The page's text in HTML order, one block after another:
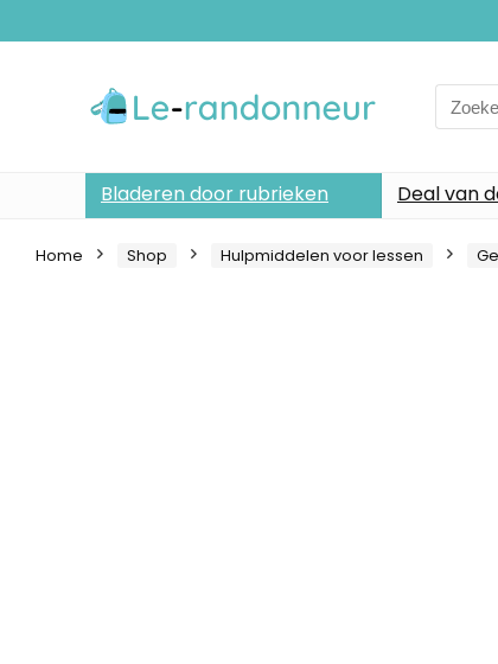
Search
for:
Bladeren door rubrieken Deal van
Home Shop Hulpmiddelen voor lessen